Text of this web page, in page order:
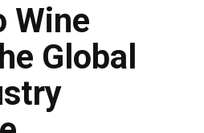
Wine
Global